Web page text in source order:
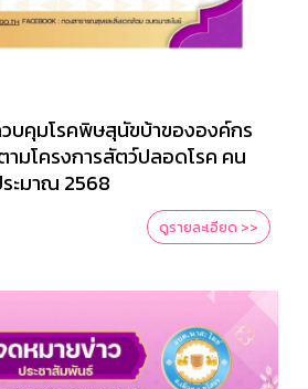
บคุมโรคพิษสุนัขบ้าขององค์กร
มโครงการสัตว์ปลอดโรค คน
ะมาณ 2568
ดูรายละเอียด >>